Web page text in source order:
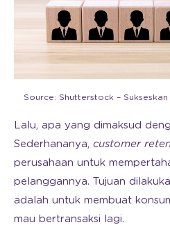
Source: Shutterstock –
Lalu, apa yang dimaksud
Sederhananya, customer
perusahaan untuk
pelanggannya. Tujuan
adalah untuk membuat
mau bertransaksi lagi.